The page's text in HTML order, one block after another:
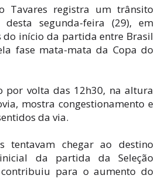
Tavares registra um trânsito
segunda-feira (29), em
do início da partida entre Brasil
fase mata-mata da Copa do
por volta das 12h30, na altura
mostra congestionamento e
da via.
tentavam chegar ao destino
da partida da Seleção
para o aumento do